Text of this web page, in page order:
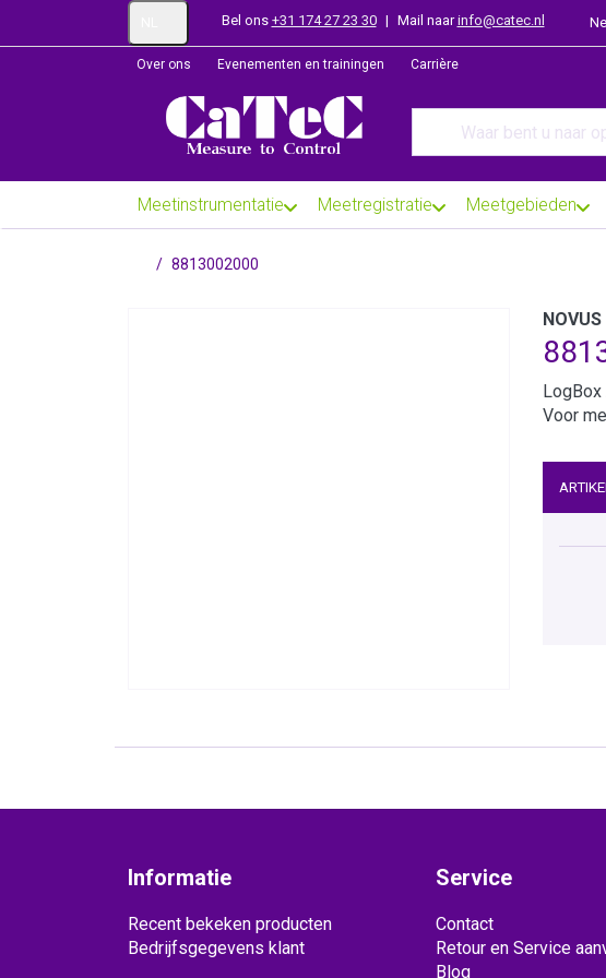
Bel ons +31 174 27 23 30 | Mail naarinfo@catec.nl
Over ons Evenementen en trainingen Carrière
Meetinstrumentatie Meetregistratie Meetgebieden
Startpagina
8813002000
NOVUS
Voor
Informatie
Recent bekeken producten
Bedrijfsgegevens klant
Service
Contact
Retour en Service
Blog